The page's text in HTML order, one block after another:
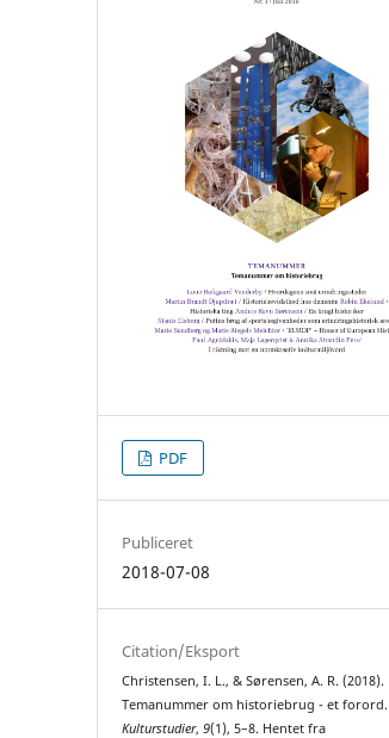
PDF
Publiceret
2018-07-08
Citation/Eksport
Christensen, I. L., & Sørensen, A. R. (2018).
Temanummer om historiebrug - et forord.
Kulturstudier, 9(1), 5–8. Hentet fra